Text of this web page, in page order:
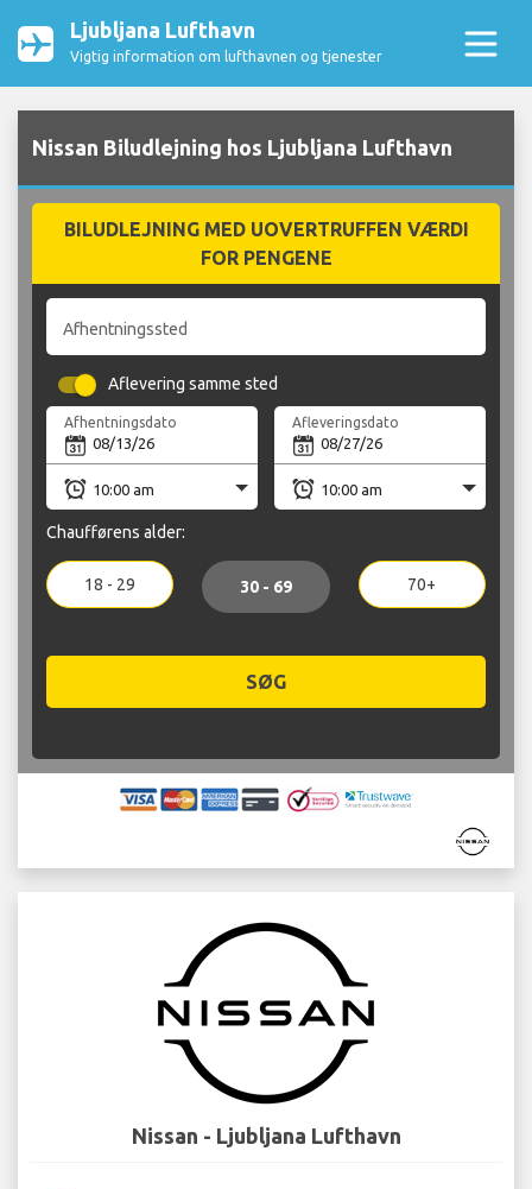
Ljubljana Lufthavn
Vigtig information om lufthavnen og tjenester
Nissan Biludlejning hos Ljubljana Lufthavn
BILUDLEJNING MED UOVERTRUFFEN VÆRDI
FOR PENGENE
Afhentningssted
Aflevering samme sted
Afhentningsdato Afleveringsdato
Chaufførens alder:
18 - 29 30 - 69 70+
SØG
Nissan - Ljubljana Lufthavn